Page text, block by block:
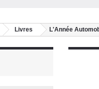
Livres L'Année